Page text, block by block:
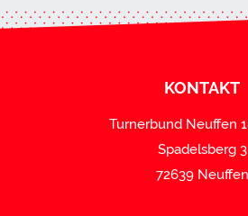
KONTAKT
Turnerbund Neuffen
Spadelsberg 3
72639 Neuffen